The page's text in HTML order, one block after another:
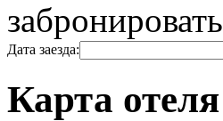
забронировать
Дата заезда:
Карта отеля